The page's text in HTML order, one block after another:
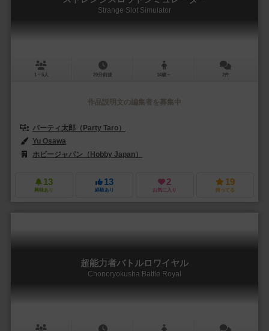
Strange Slot Simulator
1～5人 20分前後 14歳～ 2件
作品説明文の編集者を募集中
パーティ太郎（Party Taro）
Yu Osawa
ホビージャパン（Hobby Japan）
13
興味あり
13
経験あり
2
お気に入り
19
持ってる
超能力者バトルロワイヤル
Chonoryokusha Battle Royal